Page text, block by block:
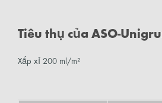
Tiêu thụ của ASO-
Xấp xỉ 200 ml/m²